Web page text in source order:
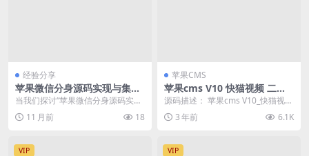
经验分享
苹果微信分身源码实现与集成
API开发
当我们探讨“苹果微信分身源码实现
与集成API开发”这一主题时，我们
主要关注的是如...
11 月前 18
苹果CMS
苹果cms V10 快猫视频 二开
苹果CMS视频网站源码模板 可
封装双端APP
源码描述： 苹果cms V10_快猫视频
_二开苹果CMS视频网站源码模板_
可封装...
3 年前 6.1K
VIP VIP